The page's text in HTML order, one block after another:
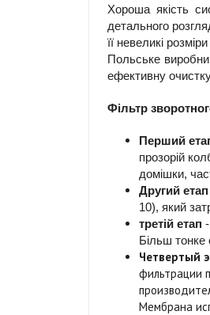
Хороша якість
детального
її невеликі
Польське
ефективну
Фільтр
Перший
прозорій
домішки,
Другий етап
10), який
третій етап
Більш
Четвертый
фильтрации
Мембрана